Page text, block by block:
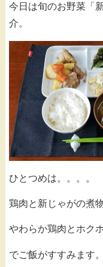
今日は旬のお野菜「
介。
ひとつめは。。。。
鶏肉と新じゃがの煮
やわらか鶏肉とホク
でご飯がすすみます。